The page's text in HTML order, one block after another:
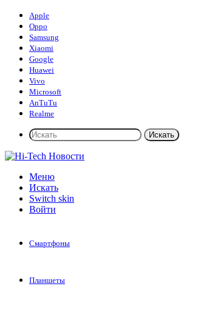
Apple
Oppo
Samsung
Xiaomi
Google
Huawei
Vivo
Microsoft
AnTuTu
Realme
Искать
Меню
Искать
Switch skin
Войти
Смартфоны
Планшеты